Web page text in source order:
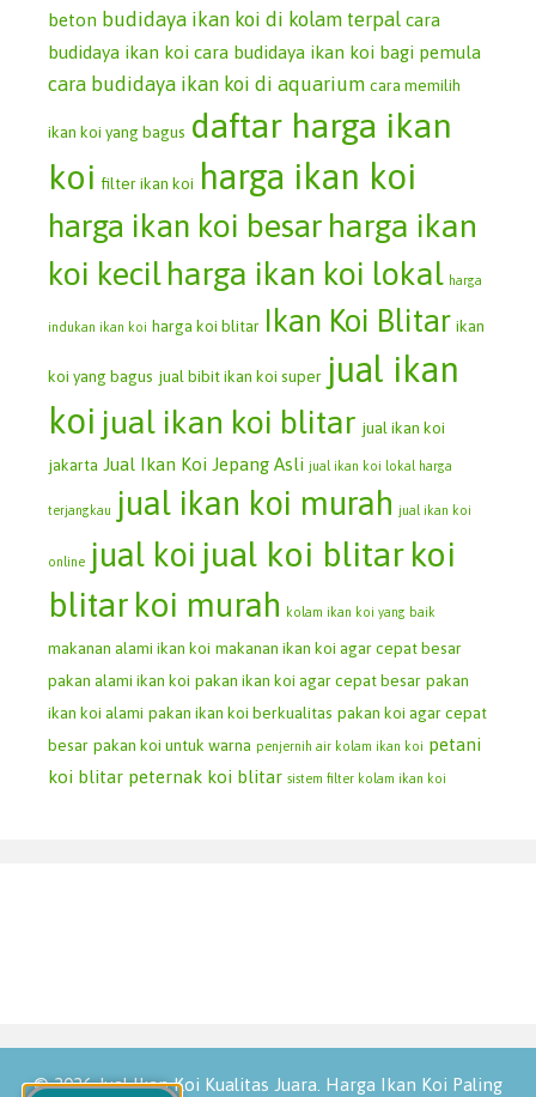
beton budidaya ikan koi di kolam terpal cara
budidaya ikan koi cara budidaya ikan koi bagi pemula
cara budidaya ikan koi di aquarium cara memilih
ikan koi yang bagus daftar harga ikan
koi filter ikan koi harga ikan koi
harga ikan koi besar harga ikan
koi kecilharga ikan koi lokal harga
indukan ikan koi harga koi blitar Ikan Koi Blitar ikan
koi yang bagus jual bibit ikan koi super jual ikan
koi jual ikan koi blitar jual ikan koi
jakarta Jual Ikan Koi Jepang Asli jual ikan koi lokal harga
terjangkau jual ikan koi murah jual ikan koi
online jual koi jual koi blitar koi
blitar koi murah kolam ikan koi yang baik
makanan alami ikan koi makanan ikan koi agar cepat besar
pakan alami ikan koi pakan ikan koi agar cepat besar pakan
ikan koi alami pakan ikan koi berkualitas pakan koi agar cepat
besar pakan koi untuk warna penjernih air kolam ikan koi petani
koi blitar peternak koi blitar sistem filter kolam ikan koi
© 2026 Jual Ikan Koi Kualitas Juara. Harga Ikan Koi Paling